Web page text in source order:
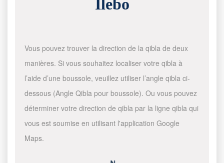
Ilebo
Vous pouvez trouver la direction de la qibla de deux
manières. Si vous souhaitez localiser votre qibla à
l’aide d’une boussole, veuillez utiliser l’angle qibla ci-
dessous (Angle Qibla pour boussole). Ou vous pouvez
déterminer votre direction de qibla par la ligne qibla qui
vous est soumise en utilisant l'application Google
Maps.